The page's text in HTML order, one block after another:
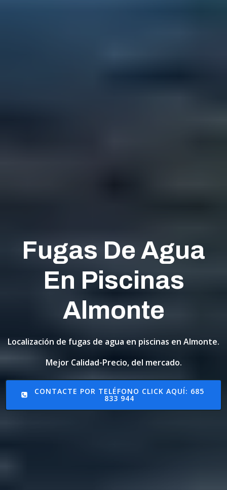
Fugas De Agua
En Piscinas
Almonte
Localización de fugas de agua en piscinas en Almonte.
Mejor Calidad-Precio, del mercado.
CONTACTE POR TELÉFONO CLICK AQUÍ: 685
833 944